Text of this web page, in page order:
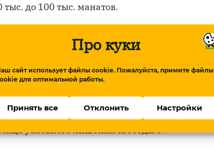
Про куки
сайт использует файлы cookie. Пожалуйста, примите файлы
для оптимальной работы.
Принять все Отклонить Настройки
тыс. до 100 тыс. манатов.
в течение пяти лет на сумму
в результате незаконной
аккредитацию в Министерстве
по статье 192.1 в виде 4 месяцев
(уклонение от уплаты налогов)
условного лишения свободы с